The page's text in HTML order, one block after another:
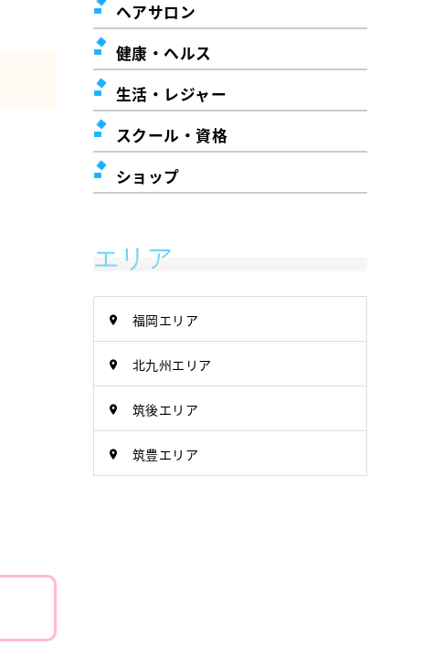
ヘアサロン
健康・ヘルス
生活・レジャー
スクール・資格
ショップ
エリア
福岡エリア
北九州エリア
筑後エリア
筑豊エリア